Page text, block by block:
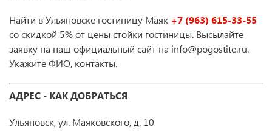
Найти в Ульяновске гостиницу Маяк +7 (963) 615-33-55
со скидкой 5% от цены стойки гостиницы. Высылайте
заявку на наш официальный сайт на info@pogostite.ru.
Укажите ФИО, контакты.
АДРЕС - КАК ДОБРАТЬСЯ
Ульяновск, ул. Маяковского, д. 10